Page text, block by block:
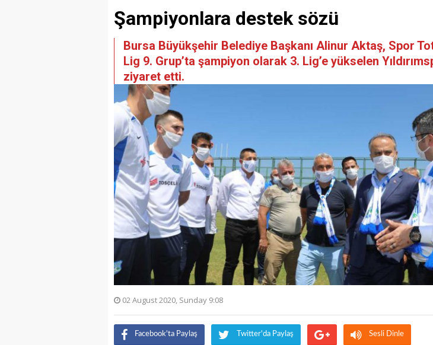
Şampiyonlara destek sözü
Bursa Büyükşehir Belediye Başkanı Alinur Aktaş, Spor
Lig 9. Grup’ta şampiyon olarak 3. Lig’e yükselen
ziyaret etti.
02 August 2020, Sunday 9:08
Facebook'ta Paylaş Twitter'da Paylaş Sesli Dinle